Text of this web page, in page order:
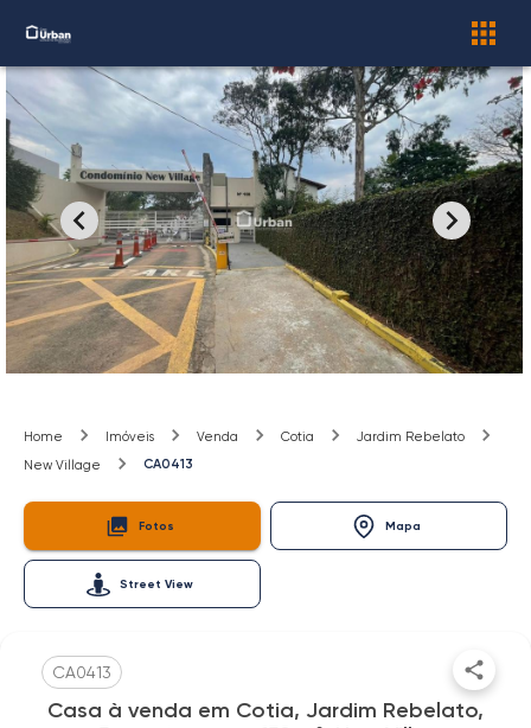
Home Imóveis Venda Cotia
Jardim Rebelato
New Village
CA0413
Fotos Mapa
Street View
CA0413
Casa à venda em Cotia, Jardim Rebelato,